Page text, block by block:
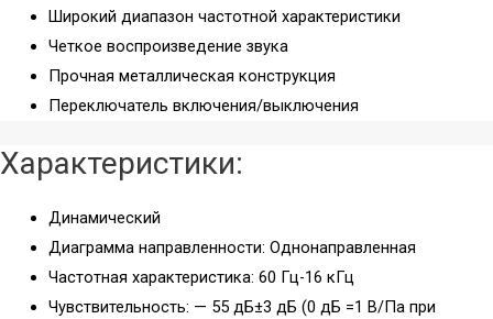
Вокальные
Инструментальные
Накамерные
Петличные/с
Гарнитурные
Широкий диапазон частотной характеристики
Четкое воспроизведение звука
Прочная металлическая конструкция
Переключатель включения/выключения
Характеристики:
Динамический
Диаграмма направленности: Однонаправленная
Частотная характеристика: 60 Гц-16 кГц
Чувствительность: — 55 дБ±3 дБ (0 дБ =1 В/Па при